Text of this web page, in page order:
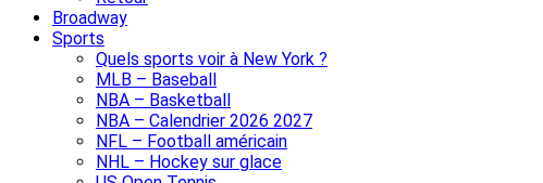
Broadway
Sports
Quels sports voir à New York ?
MLB – Baseball
NBA – Basketball
NBA – Calendrier 2026 2027
NFL – Football américain
NHL – Hockey sur glace